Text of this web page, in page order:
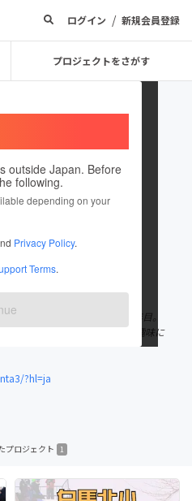
ログイン / 新規会員登録
プロジェクトをさがす
outside Japan. Before
following.
depending on your
Privacy Policy.
Terms.
ロジェクトを投稿しています
ウスの管理人さんになって6年目。
ながら、人と人をつなぐ事を趣味に
?hl=ja
プロジェクト 1